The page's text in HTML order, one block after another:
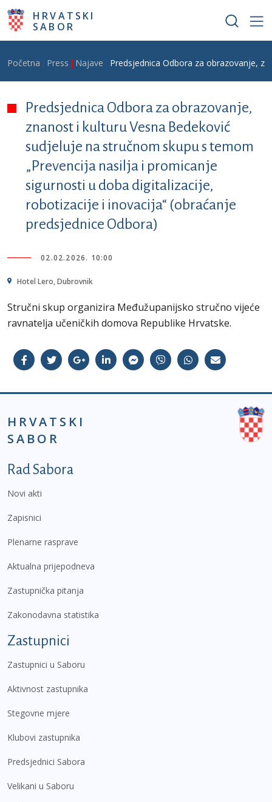
Skoči na glavni sadržaj
HRVATSKI
SABOR
Breadcrumb
Početna Press Najave Predsjednica Odbora za obrazovanje,
Predsjednica Odbora za obrazovanje,
znanost i kulturu Vesna Bedeković
sudjeluje na stručnom skupu s temom
„Prevencija nasilja i promicanje
sigurnosti u doba digitalizacije,
robotizacije i inovacija“ (obraćanje
predsjednice Odbora)
02.02.2026. 10:00
Hotel Lero, Dubrovnik
Stručni skup organizira Međužupanijsko stručno vijeće
ravnatelja učeničkih domova Republike Hrvatske.
HRVATSKI
SABOR
Podnožje prvi izbornik
Rad Sabora
Novi akti
Zapisnici
Plenarne rasprave
Aktualna prijepodneva
Zastupnička pitanja
Zakonodavna statistika
Zastupnici
Zastupnici u Saboru
Aktivnost zastupnika
Stegovne mjere
Klubovi zastupnika
Predsjednici Sabora
Velikani u Saboru